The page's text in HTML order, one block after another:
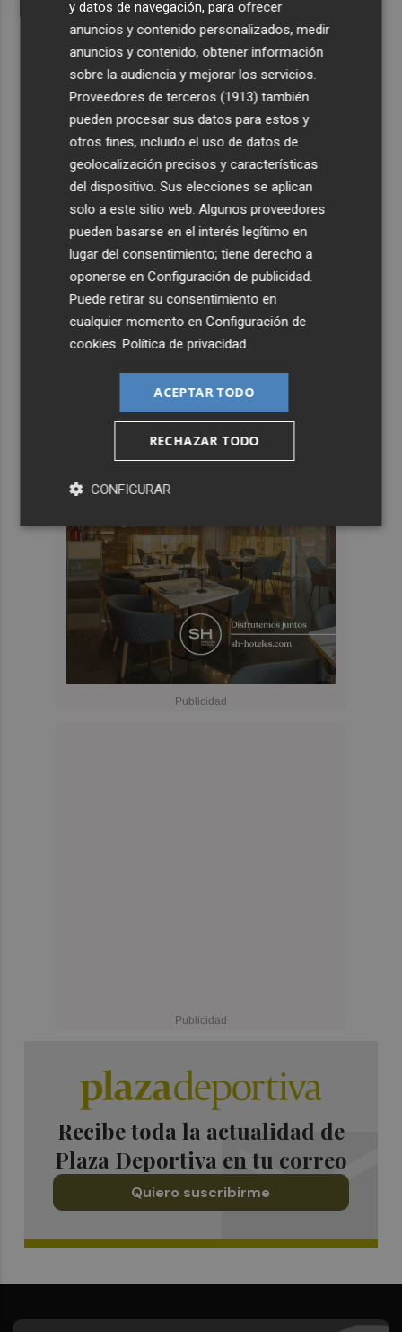
Recibe toda la actualidad de
Plaza Deportiva en tu correo
Quiero suscribirme
y datos de navegación, para ofrecer
anuncios y contenido personalizados, medir
anuncios y contenido, obtener información
sobre la audiencia y mejorar los servicios.
Proveedores de terceros (1913) también
pueden procesar sus datos para estos y
otros fines, incluido el uso de datos de
geolocalización precisos y características
del dispositivo. Sus elecciones se aplican
solo a este sitio web. Algunos proveedores
pueden basarse en el interés legítimo en
lugar del consentimiento; tiene derecho a
oponerse enConfiguración de publicidad
Puede retirar su consentimiento en
cualquier momento enConfiguración de
cookies .Política de privacidad
ACEPTAR TODO
RECHAZAR TODO
CONFIGURAR